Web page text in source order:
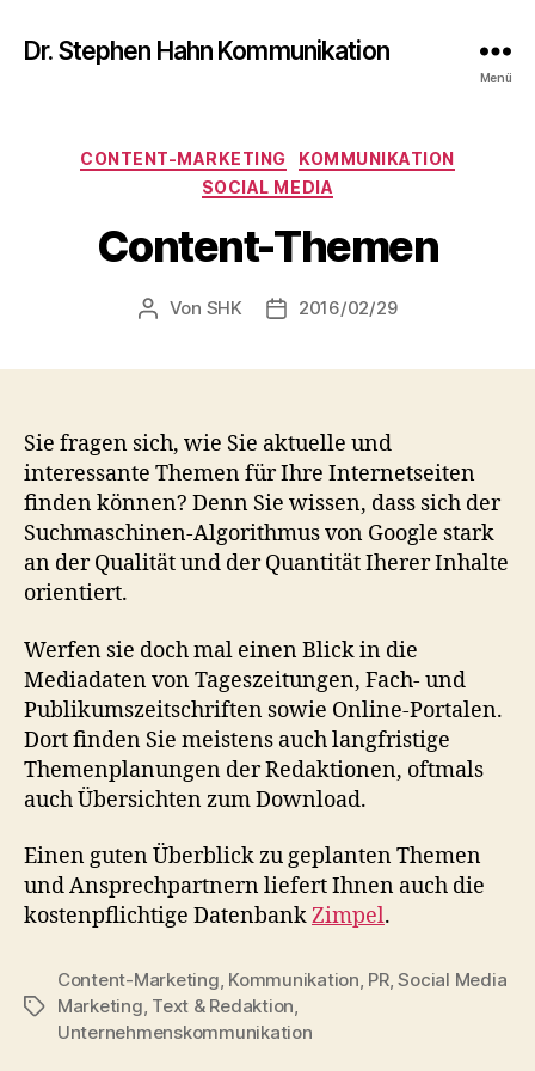
Dr. Stephen Hahn Kommunikation
Menü
Kategorien
CONTENT-MARKETING
KOMMUNIKATION
SOCIAL MEDIA
Content-Themen
Beitragsautor
Von SHK Veröffentlichungsdatum
2016/02/29
Sie fragen sich, wie Sie aktuelle und
interessante Themen für Ihre Internetseiten
finden können? Denn Sie wissen, dass sich der
Suchmaschinen-Algorithmus von Google stark
an der Qualität und der Quantität Iherer Inhalte
orientiert.
Werfen sie doch mal einen Blick in die
Mediadaten von Tageszeitungen, Fach- und
Publikumszeitschriften sowie Online-Portalen.
Dort finden Sie meistens auch langfristige
Themenplanungen der Redaktionen, oftmals
auch Übersichten zum Download.
Einen guten Überblick zu geplanten Themen
und Ansprechpartnern liefert Ihnen auch die
kostenpflichtige DatenbankZimpel.
Schlagwörter
Content-Marketing, Kommunikation, PR,Social Media
Marketing, Text & Redaktion,
Unternehmenskommunikation